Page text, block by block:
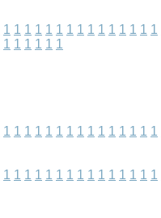
1 1 1 1 1 1 1 1 1 1 1 1 1 1 1
1 1 1 1 1 1
1 1 1 1 1 1 1 1 1 1 1 1 1 1 1
1 1 1 1 1 1 1 1 1 1 1 1 1 1 1